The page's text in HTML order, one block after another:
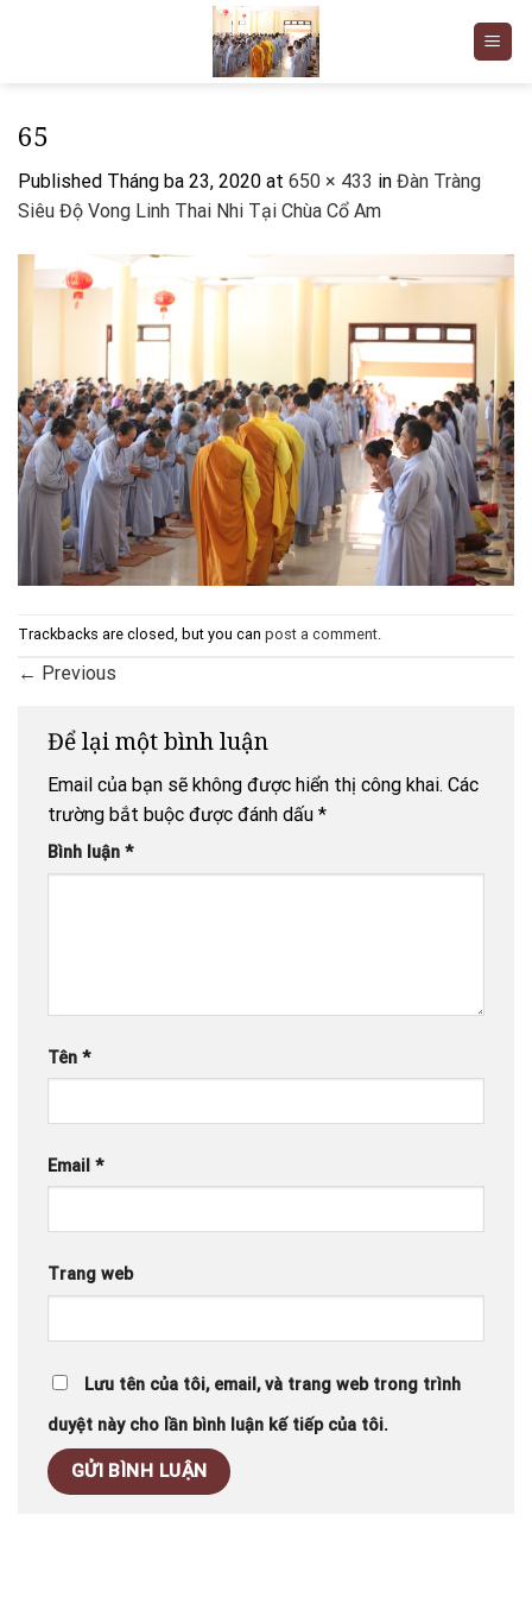
65
Published Tháng ba 23, 2020 at 650 × 433 in Đàn Tràng
Siêu Độ Vong Linh Thai Nhi Tại Chùa Cổ Am
Trackbacks are closed, but you can post a comment.
← Previous
Để lại một bình luận
Email của bạn sẽ không được hiển thị công khai. Các
trường bắt buộc được đánh dấu *
Bình luận *
Tên *
Email *
Trang web
Lưu tên của tôi, email, và trang web trong trình
duyệt này cho lần bình luận kế tiếp của tôi.